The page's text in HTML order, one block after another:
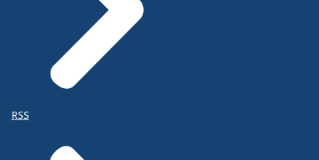
RSS